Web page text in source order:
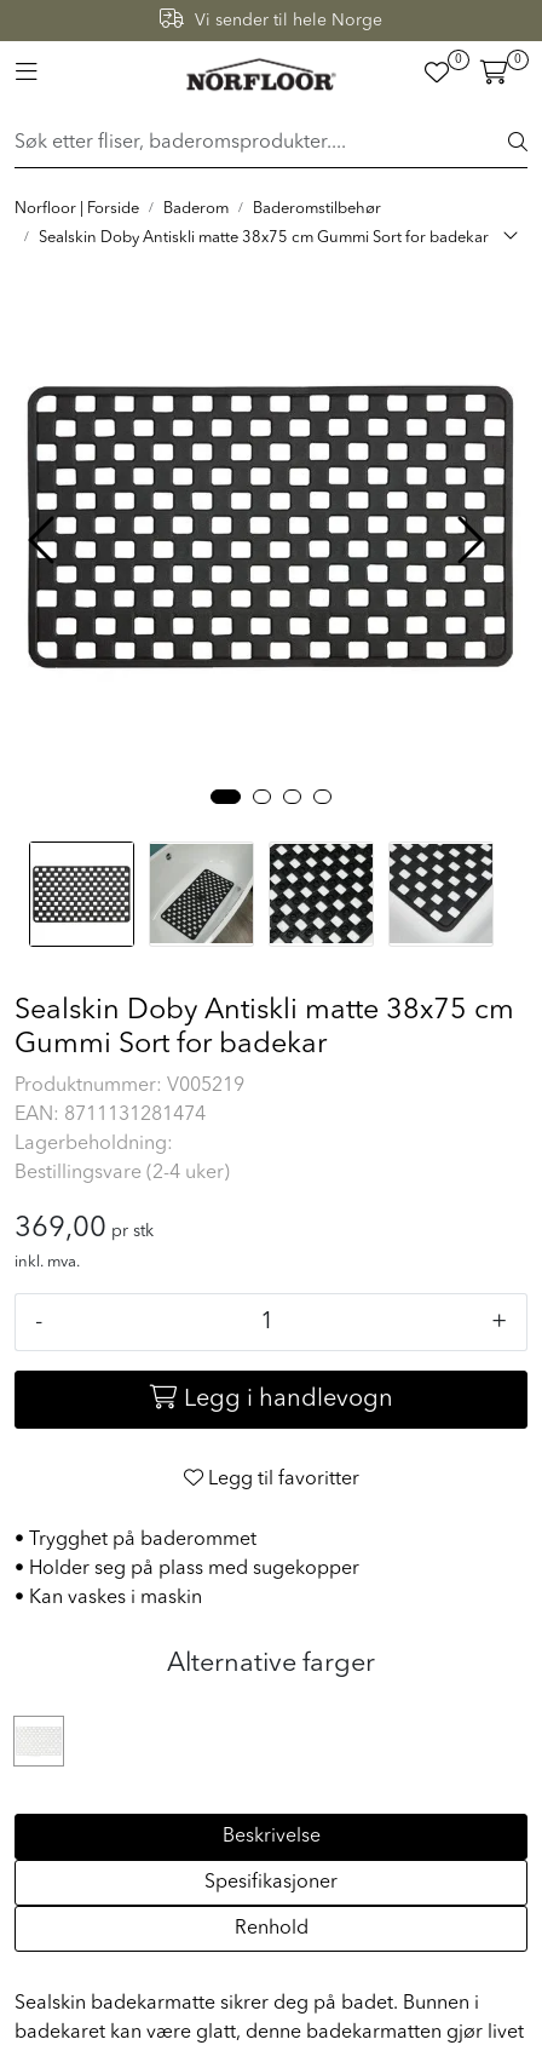
Skip to main content Vi sender til hele Norge
Toggle navigation
0 0
Norfloor | Forside Baderom
Baderomstilbehør
Sealskin Doby Antiskli matte 38x75 cm Gummi Sort for badekar
Sealskin Doby Antiskli matte 38x75 cm
Gummi Sort for badekar
Produktnummer: V005219
EAN: 8711131281474
Lagerbeholdning:
Bestillingsvare (2-4 uker)
369,00 pr stk
inkl. mva.
- +
Legg i handlevogn
Legg til favoritter
• Trygghet på baderommet
• Holder seg på plass med sugekopper
• Kan vaskes i maskin
Alternative farger
Beskrivelse
Spesifikasjoner
Renhold
Sealskin badekarmatte sikrer deg på badet. Bunnen i
badekaret kan være glatt, denne badekarmatten gjør livet
BADEROM
INTERIØR
Lenker
Butikker
Proff
Prosjekt
Still et spørsmål
Logg inn